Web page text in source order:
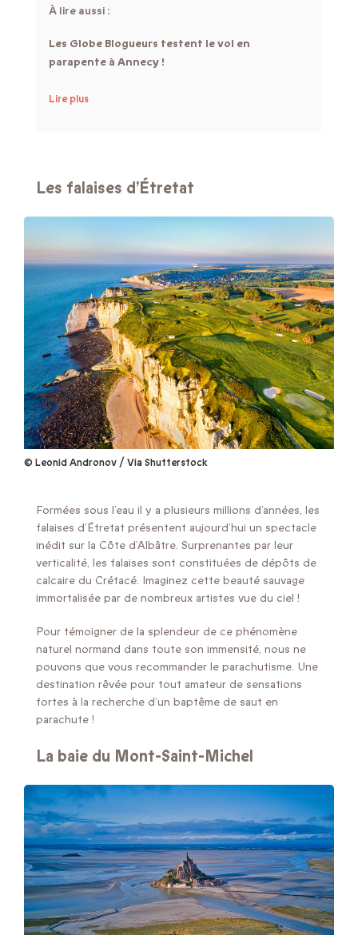
À lire aussi :
Les Globe Blogueurs testent le vol en
parapente à Annecy !
Lire plus
Les falaises d’Étretat
© Leonid Andronov / Via Shutterstock
Formées sous l’eau il y a plusieurs millions d’années, les
falaises d’Étretat présentent aujourd’hui un spectacle
inédit sur la Côte d’Albâtre. Surprenantes par leur
verticalité, les falaises sont constituées de dépôts de
calcaire du Crétacé. Imaginez cette beauté sauvage
immortalisée par de nombreux artistes vue du ciel !
Pour témoigner de la splendeur de ce phénomène
naturel normand dans toute son immensité, nous ne
pouvons que vous recommander le parachutisme. Une
destination rêvée pour tout amateur de sensations
fortes à la recherche d’un baptême de saut en
parachute !
La baie du Mont-Saint-Michel